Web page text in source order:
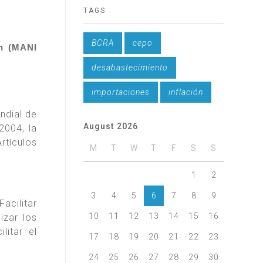
(MANI
de
la
los
el
TAGS
BCRA cepo
desabastecimiento
importaciones inflación
August 2026
M T W T F S S
1 2
3 4 5 6 7 8 9
10 11 12 13 14 15 16
17 18 19 20 21 22 23
24 25 26 27 28 29 30